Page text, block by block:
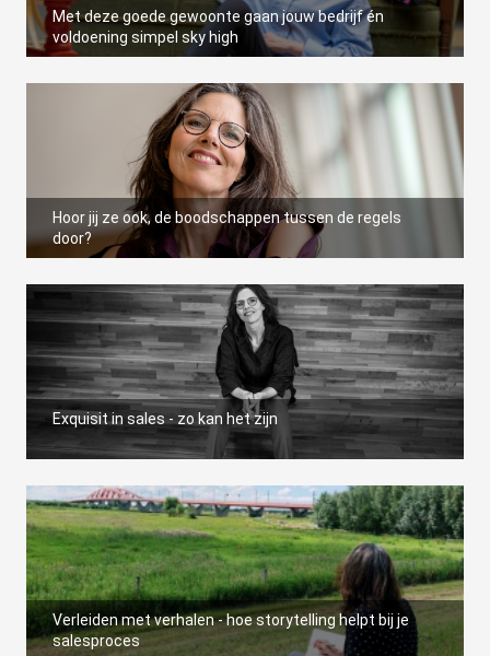
Met deze goede gewoonte gaan jouw bedrijf én
voldoening simpel sky high
Hoor jij ze ook, de boodschappen tussen de regels
door?
Exquisit in sales - zo kan het zijn
Verleiden met verhalen - hoe storytelling helpt bij je
salesproces
kan de
niet
om
te
op
gebruikt
te
de
Hierdoor
website-